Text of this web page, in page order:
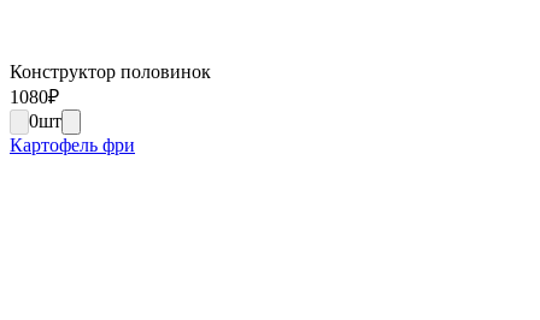
Конструктор половинок
1080₽
0шт
Картофель фри